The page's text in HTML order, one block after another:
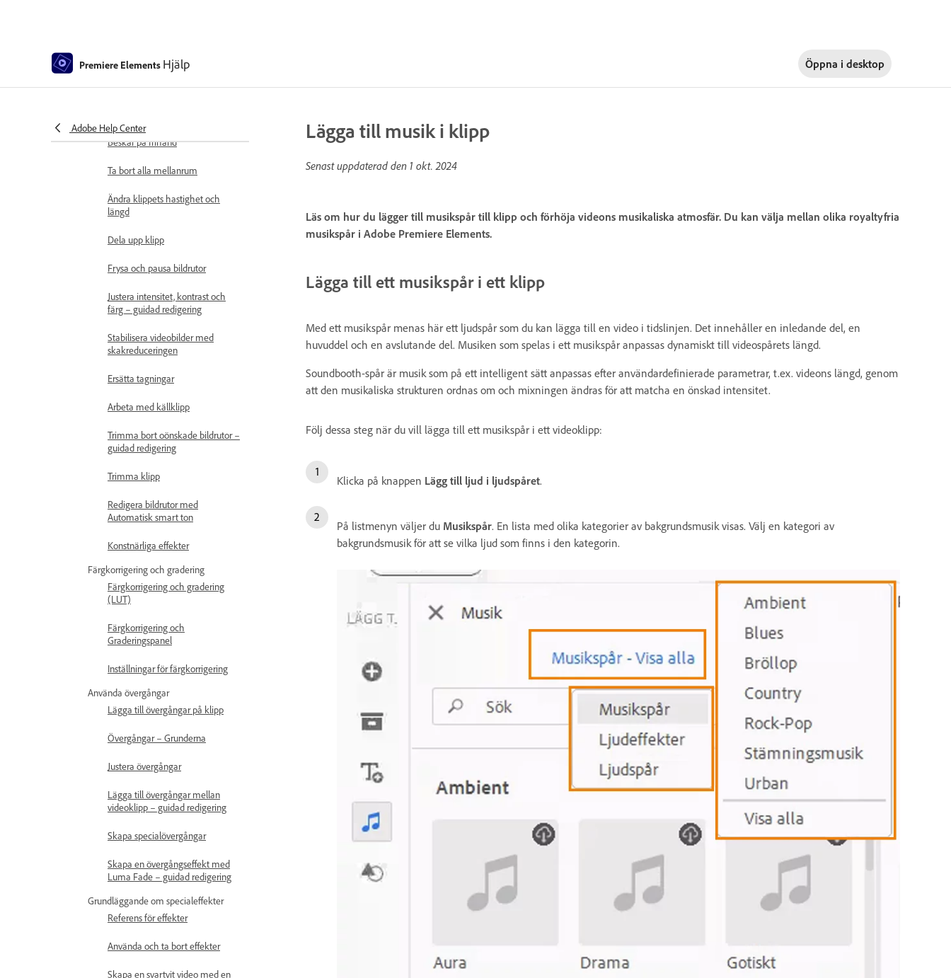
Premiere Elements Hjälp Öppna i desktop
Adobe Help Center
Färgtypsnitt och emojis
Beskär på frihand
Ta bort alla mellanrum
Ändra klippets hastighet och
längd
Dela upp klipp
Frysa och pausa bildrutor
Justera intensitet, kontrast och
färg – guidad redigering
Stabilisera videobilder med
skakreduceringen
Ersätta tagningar
Arbeta med källklipp
Trimma bort oönskade bildrutor –
guidad redigering
Trimma klipp
Redigera bildrutor med
Automatisk smart ton
Konstnärliga effekter
Färgkorrigering och gradering
Färgkorrigering och gradering
(LUT)
Färgkorrigering och
Graderingspanel
Inställningar för färgkorrigering
Använda övergångar
Lägga till övergångar på klipp
Övergångar – Grunderna
Justera övergångar
Lägga till övergångar mellan
videoklipp – guidad redigering
Skapa specialövergångar
Skapa en övergångseffekt med
Luma Fade – guidad redigering
Grundläggande om specialeffekter
Referens för effekter
Använda och ta bort effekter
Skapa en svartvit video med en
Lägga till musik i klipp
Senast uppdaterad den 1 okt. 2024
Läs om hur du lägger till musikspår till klipp och förhöja videons musikaliska atmosfär. Du kan välja mellan olika royaltyfria
musikspår i Adobe Premiere Elements.
Lägga till ett musikspår i ett klipp
Med ett musikspår menas här ett ljudspår som du kan lägga till en video i tidslinjen. Det innehåller en inledande del, en
huvuddel och en avslutande del. Musiken som spelas i ett musikspår anpassas dynamiskt till videospårets längd.
Soundbooth-spår är musik som på ett intelligent sätt anpassas efter användardefinierade parametrar, t.ex. videons längd, genom
att den musikaliska strukturen ordnas om och mixningen ändras för att matcha en önskad intensitet.
Följ dessa steg när du vill lägga till ett musikspår i ett videoklipp:
Klicka på knappen Lägg till ljud i ljudspåret.
På listmenyn väljer du Musikspår. En lista med olika kategorier av bakgrundsmusik visas. Välj en kategori av
bakgrundsmusik för att se vilka ljud som finns i den kategorin.